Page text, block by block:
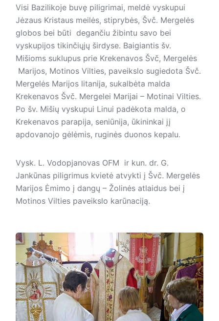
Visi Bazilikoje buvę piligrimai, meldė vyskupui
Jėzaus Kristaus meilės, stiprybės, Švč. Mergelės
globos bei būti degančiu žibintu savo bei
vyskupijos tikinčiųjų širdyse. Baigiantis šv.
Mišioms suklupus prie Krekenavos Švč, Mergelės
Marijos, Motinos Vilties, paveikslo sugiedota Švč.
Mergelės Marijos litanija, sukalbėta malda
Krekenavos Švč. Mergelei Marijai – Motinai Vilties.
Po šv. Mišių vyskupui Linui padėkota malda, o
Krekenavos parapija, seniūnija, ūkininkai jį
apdovanojo gėlėmis, ruginės duonos kepalu.
Vysk. L. Vodopjanovas OFM ir kun. dr. G.
Jankūnas piligrimus kvietė atvykti į Švč. Mergelės
Marijos Ėmimo į dangų – Žolinės atlaidus bei į
Motinos Vilties paveikslo karūnaciją.